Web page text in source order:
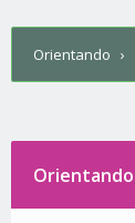
Orientando ›
Orientando